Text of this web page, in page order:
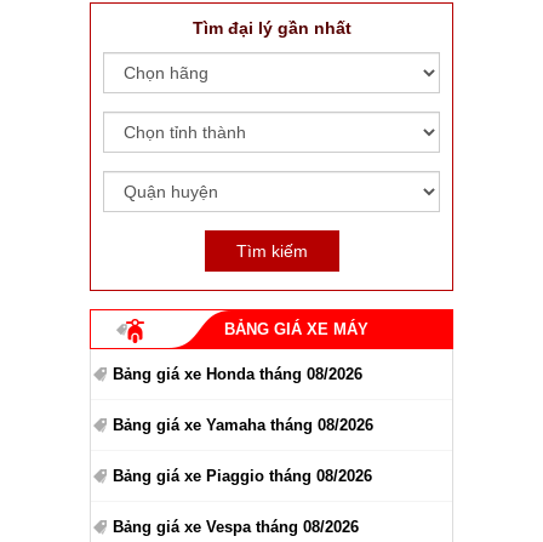
Tìm đại lý gần nhất
BẢNG GIÁ XE MÁY
Bảng giá xe Honda tháng 08/2026
Bảng giá xe Yamaha tháng 08/2026
Bảng giá xe Piaggio tháng 08/2026
Bảng giá xe Vespa tháng 08/2026